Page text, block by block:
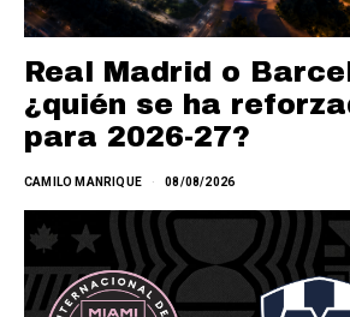
Real Madrid o
¿quién se ha
para 2026-27?
CAMILO MANRIQUE 08/08/2026